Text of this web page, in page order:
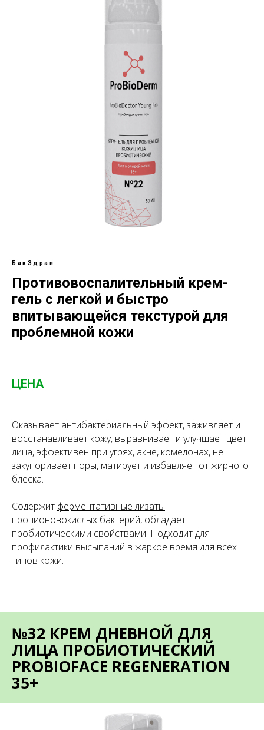
БакЗдрав
Противовоспалительный крем-
гель с легкой и быстро
впитывающейся текстурой для
проблемной кожи
ЦЕНА
Оказывает антибактериальный эффект, заживляет и
восстанавливает кожу, выравнивает и улучшает цвет
лица, эффективен при угрях, акне, комедонах, не
закупоривает поры, матирует и избавляет от жирного
блеска.
Содержит ферментативные лизаты
пропионовокислых бактерий, обладает
пробиотическими свойствами. Подходит для
профилактики высыпаний в жаркое время для всех
типов кожи.
№32 КРЕМ ДНЕВНОЙ ДЛЯ
ЛИЦА ПРОБИОТИЧЕСКИЙ
PROBIOFACE REGENERATION
35+